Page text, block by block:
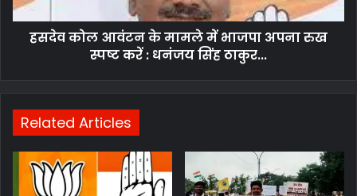
रुख
ठाकुर...
हसदेव कोल आवंटन के मामले में भाजपा अपना रुख
स्पष्ट करें : धनंजय सिंह ठाकुर...
Related Articles